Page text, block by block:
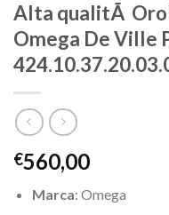
Alta qualitÃ
Omega De Ville
€560,00
Marca: Omega